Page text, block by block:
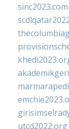
sinc2023.com
utcd2022.org